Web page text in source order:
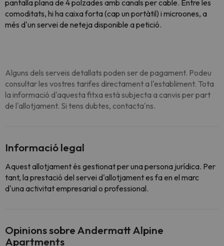
pantalla plana de 4 polzades amb canals per cable. Entre les
comoditats, hi ha caixa forta (cap un portàtil) i microones, a
més d'un servei de neteja disponible a petició.
Alguns dels serveis detallats poden ser de pagament. Podeu
consultar les vostres tarifes directament a l'establiment. Tota
la informació d'aquesta fitxa està subjecta a canvis per part
de l'allotjament. Si tens dubtes, contacta'ns.
Informació legal
Aquest allotjament és gestionat per una persona jurídica. Per
tant, la prestació del servei d'allotjament es fa en el marc
d'una activitat empresarial o professional.
Opinions sobre Andermatt Alpine
Apartments